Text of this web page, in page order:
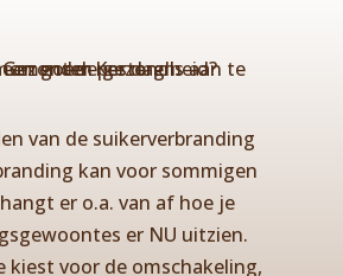
van de suikerverbranding
kan voor sommigen
er o.a. van af hoe je
er NU uitzien.
kiest voor de omschakeling,